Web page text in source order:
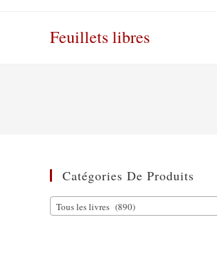
Feuillets libres
Catégories De Produits
Tous les livres (890)